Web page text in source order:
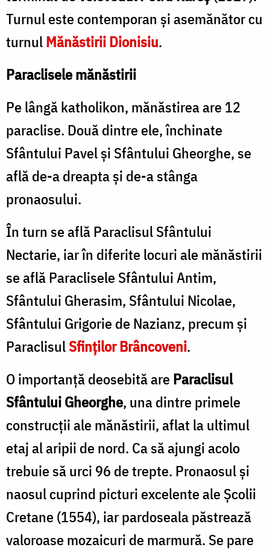
Turnul este contemporan şi asemănător cu
turnulMănăstirii Dionisiu.
Paraclisele mănăstirii
Pe lângă katholikon, mănăstirea are 12
paraclise. Două dintre ele, închinate
Sfântului Pavel şi Sfântului Gheorghe, se
află de-a dreapta şi de-a stânga
pronaosului.
În turn se află Paraclisul Sfântului
Nectarie, iar în diferite locuri ale mănăstirii
se află Paraclisele Sfântului Antim,
Sfântului Gherasim, Sfântului Nicolae,
Sfântului Grigorie de Nazianz, precum și
ParaclisulSfinţilor Brâncoveni.
O importanţă deosebită areParaclisul
Sfântului Gheorghe, una dintre primele
construcţii ale mănăstirii, aflat la ultimul
etaj al aripii de nord. Ca să ajungi acolo
trebuie să urci 96 de trepte. Pronaosul şi
naosul cuprind picturi excelente ale Şcolii
Cretane (1554), iar pardoseala păstrează
valoroase mozaicuri de marmură. Se pare